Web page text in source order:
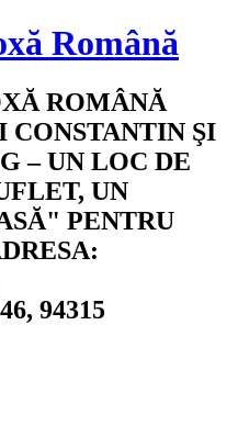
Română
ROMÂNĂ
ŞI
– UN LOC DE
UN
PENTRU
94315